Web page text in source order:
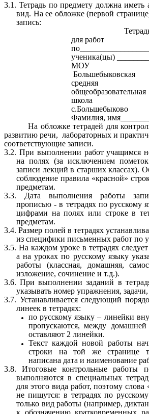
3.1. Тетрадь по предмету должна
вид. На ее обложке (первой
запись:
для работ
ученика(цы)
МОУ
Большебыковская
средняя
общеобразовательная
школа
с.Большебыково
Фамилия,
На обложке тетрадей для
развитию речи, лабораторных и
соответствующие записи.
3.2. При выполнении работ учащимся
на полях (за исключением
записи лекций в старших классах).
соблюдение правила «красной»
предметам.
3.3. Дата выполнения работы
прописью - в тетрадях по русскому
цифрами на полях или строке в
предметам.
3.4. Размер полей в тетрадях
из специфики письменных работ по
3.5. На каждом уроке в тетрадях
а на уроках по русскому языку
работы (классная, домашняя,
изложение, сочинение и т.д.).
3.6. При выполнении заданий в
указывать номер упражнения,
3.7. Устанавливается следующий
линеек в тетрадях:
по русскому языку – линейки
пропускаются, между домашней
оставляют 2 линейки.
Текст каждой новой работы
строки на той же странице
написана дата и наименование
3.8. Итоговые контрольные работы
выполняются в специальных
для этого вида работ, поэтому слова
не пишутся: в тетрадях по
только вид работы (например,